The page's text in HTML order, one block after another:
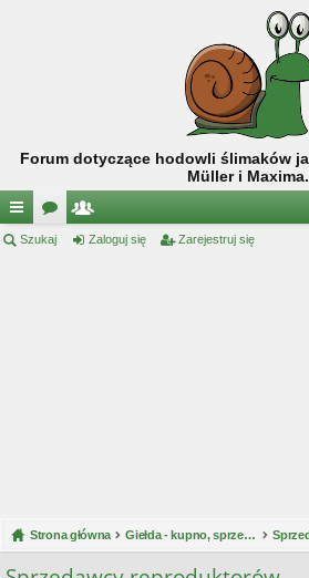
Forum dotyczące hodowli ślimaków
Müller i Maxima.
ię or ży
Szukaj Zaloguj się Zarejestruj się
Strona główna Giełda - kupno, sprzedaż, skup